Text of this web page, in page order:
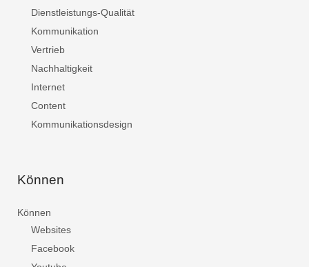
Dienstleistungs-Qualität
Kommunikation
Vertrieb
Nachhaltigkeit
Internet
Content
Kommunikationsdesign
Können
Können
Websites
Facebook